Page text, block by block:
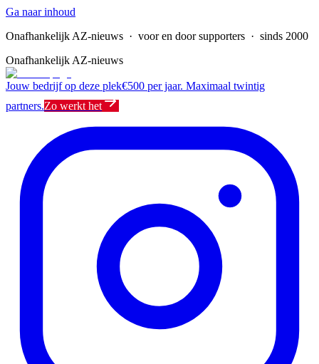
Ga naar inhoud
Onafhankelijk AZ-nieuws · voor en door supporters · sinds 2000
Onafhankelijk AZ-nieuws
Jouw bedrijf op deze plek€500 per jaar. Maximaal twintig
partners.Zo werkt het